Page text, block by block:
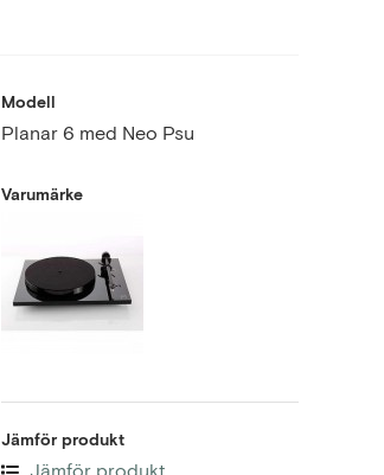
Modell
Planar 6 med Neo Psu
Varumärke
Jämför produkt
Jämför produkt